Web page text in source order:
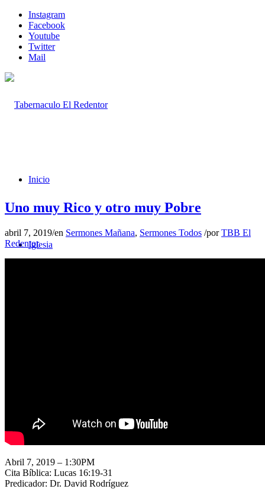
Instagram
Facebook
Youtube
Twitter
Mail
Inicio
Iglesia
Uno muy Rico y otro muy Pobre
abril 7, 2019/en Sermones Mañana, Sermones Todos /porTBB El
Redentor
Abril 7, 2019 – 1:30PM
Cita Bíblica: Lucas 16:19-31
Predicador: Dr. David Rodríguez